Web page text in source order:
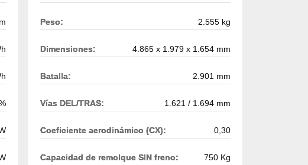
Peso: 2.555 kg
Dimensiones: 4.865 x 1.979 x 1.654 mm
Batalla: 2.901 mm
Vías DEL/TRAS: 1.621 / 1.694 mm
Coeficiente aerodinámico (CX): 0,30
Capacidad de remolque SIN freno: 750 Kg